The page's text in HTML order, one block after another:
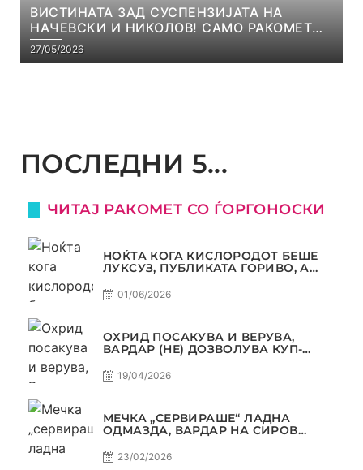
ВИСТИНАТА ЗАД СУСПЕНЗИЈАТА НА
НАЧЕВСКИ И НИКОЛОВ! САМО РАКОМЕТ
С5Е8
27/05/2026
ПОСЛЕДНИ 5...
ЧИТАЈ РАКОМЕТ СО ЃОРГОНОСКИ
НОЌТА КОГА КИСЛОРОДОТ БЕШЕ
ЛУКСУЗ, ПУБЛИКАТА ГОРИВО, А
01/06/2026
ОХРИД ПОСАКУВА И ВЕРУВА,
ВАРДАР (НЕ) ДОЗВОЛУВА КУП-
19/04/2026
МЕЧКА „СЕРВИРАШЕ“ ЛАДНА
ОДМАЗДА, ВАРДАР НА СИРОВ
АВТОКОМАНДА
23/02/2026